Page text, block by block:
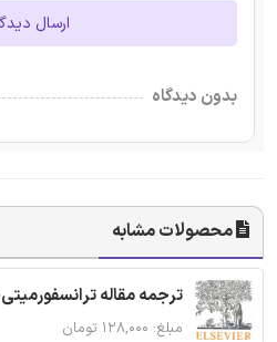
ارسال
بدون دیدگاه
محصولات مشابه
ترجمه مقاله
مبلغ: ۱۲۸,۰۰۰ تومان